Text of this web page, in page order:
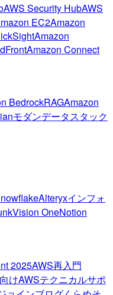
AWS Security HubAWS
EC2Amazon
Amazon
Amazon Connect
BedrockRAGAmazon
モダンデータスタック
Alteryxインフォ
Vision OneNotion
2025AWS再入門
けAWSテクニカルサポ